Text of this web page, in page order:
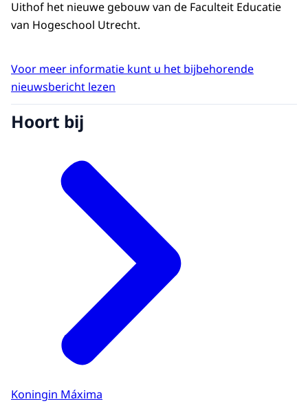
Uithof het nieuwe gebouw van de Faculteit Educatie
van Hogeschool Utrecht.
Voor meer informatie kunt u het bijbehorende
nieuwsbericht lezen
Hoort bij
Koningin Máxima